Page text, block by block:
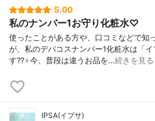
5.00
私のナンバー1お守り化粧水♡
使ったことがある方や、口コミなどで知
が、私のデパコスナンバー1化粧水は「
す??‍♀️今、普段は違うお品を…続きを見る
IPSA(イプサ)